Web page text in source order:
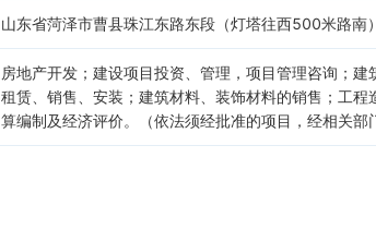
山东省菏泽市曹县珠江东路东段（灯塔往西500米路南）
房地产开发；建设项目投资、管理，项目管理咨询；
租赁、销售、安装；建筑材料、装饰材料的销售；工
算编制及经济评价。（依法须经批准的项目，经相关部